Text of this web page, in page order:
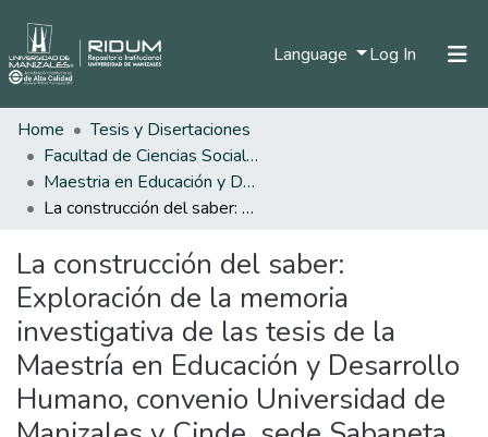
Language Log In (current)
Home
Tesis y Disertaciones
Facultad de Ciencias Sociales y Humanas
Maestria en Educación y Desarrollo Humano
La construcción del saber: Exploración de la memoria investigativa de las tesis de la Maestría en Educación y Desarrollo Humano, convenio Universidad de Manizales y Cinde, sede Sabaneta, en el período 2000-2010
La construcción del saber:
Exploración de la memoria
investigativa de las tesis de la
Maestría en Educación y Desarrollo
Humano, convenio Universidad de